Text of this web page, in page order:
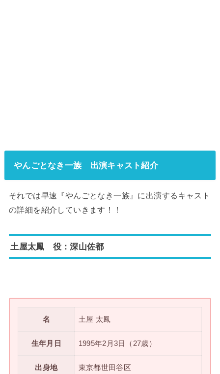
やんごとなき一族 出演キャスト紹介
それでは早速『やんごとなき一族』に出演するキャスト
の詳細を紹介していきます！！
土屋太鳳 役：深山佐都
名 土屋 太鳳
生年月日 1995年2月3日（27歳）
出身地 東京都世田谷区